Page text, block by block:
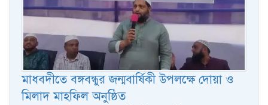
মাধবদীতে বঙ্গবন্ধুর জন্মবার্ষিকী উপলক্ষে দোয়া ও
মিলাদ মাহফিল অনুষ্ঠিত